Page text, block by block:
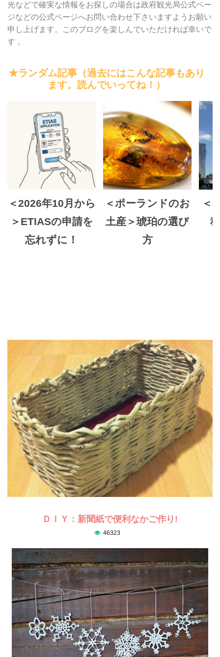
光などで確実な情報をお探しの場合は政府観光局公式ペー
ジなどの公式ページへお問い合わせ下さいますようお願い
申し上げます。このブログを楽しんでいただければ幸いで
す 。
★ランダム記事（過去にはこんな記事もあり
ます。読んでいってね！）
＜2026年10月から
＞ETIASの申請を
忘れずに！
＜ポーランドのお
土産＞琥珀の選び
方
＜
ＤＩＹ：新聞紙で便利なかご作り!
46323